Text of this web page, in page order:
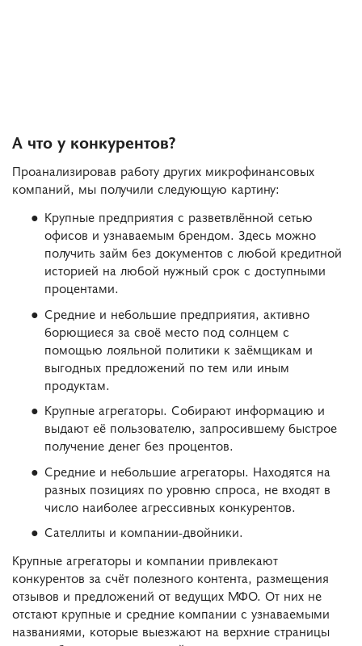
А что у конкурентов?
Проанализировав работу других микрофинансовых
компаний, мы получили следующую картину:
Крупные предприятия с разветвлённой сетью
офисов и узнаваемым брендом. Здесь можно
получить займ без документов с любой кредитной
историей на любой нужный срок с доступными
процентами.
Средние и небольшие предприятия, активно
борющиеся за своё место под солнцем с
помощью лояльной политики к заёмщикам и
выгодных предложений по тем или иным
продуктам.
Крупные агрегаторы. Собирают информацию и
выдают её пользователю, запросившему быстрое
получение денег без процентов.
Средние и небольшие агрегаторы. Находятся на
разных позициях по уровню спроса, не входят в
число наиболее агрессивных конкурентов.
Сателлиты и компании-двойники.
Крупные агрегаторы и компании привлекают
конкурентов за счёт полезного контента, размещения
отзывов и предложений от ведущих МФО. От них не
отстают крупные и средние компании с узнаваемыми
названиями, которые выезжают на верхние страницы